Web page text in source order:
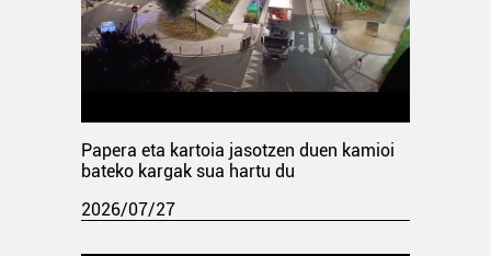
Papera eta kartoia jasotzen duen kamioi
bateko kargak sua hartu du
2026/07/27